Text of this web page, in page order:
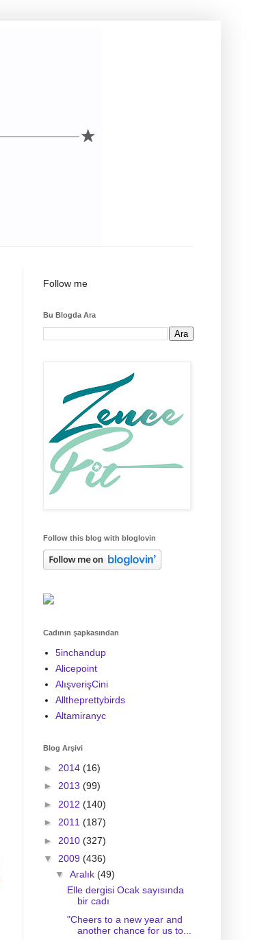
Follow me
Bu Blogda Ara
Follow this blog with bloglovin
Cadının şapkasından
5inchandup
Alicepoint
AlışverişCini
Alltheprettybirds
Altamiranyc
Blog Arşivi
► 2014 (16)
► 2013 (99)
► 2012 (140)
► 2011 (187)
► 2010 (327)
▼ 2009 (436)
▼ Aralık (49)
Elle dergisi Ocak sayısında
bir cadı
"Cheers to a new year and
another chance for us to...